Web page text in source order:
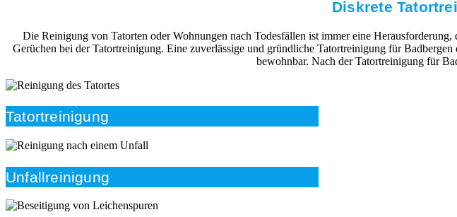
Diskrete
Die Reinigung von Tatorten oder Wohnungen nach Todesfällen ist immer eine
Gerüchen bei der Tatortreinigung. Eine zuverlässige und gründliche Tatortreinigung für
bewohnbar. Nach der Tatortreinigung für
Tatortreinigung
Unfallreinigung